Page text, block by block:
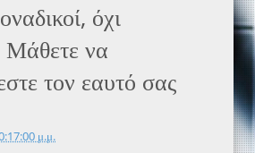
όχι
Μάθετε να
τον εαυτό σας
μ.μ.